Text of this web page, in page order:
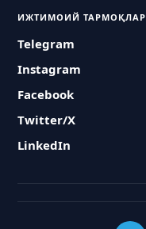
ИЖТИМОИЙ ТАРМОҚЛАР
Telegram
Instagram
Facebook
Twitter/X
LinkedIn